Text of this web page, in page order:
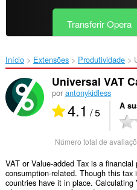
Transferir Opera
Início Extensões Produtividade
Universal VAT
por antonykidless
4.1 / 5 A
Número total de
VAT or Value-added Tax is a
consumption-related. Though this
countries have it in place.